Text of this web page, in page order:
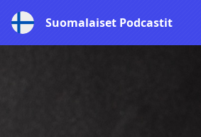
Suomalaiset Podcastit